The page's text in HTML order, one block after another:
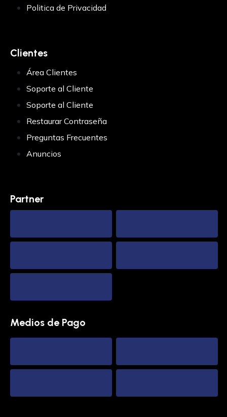
Politica de Privacidad
Clientes
Área Clientes
Soporte al Cliente
Soporte al Cliente
Restaurar Contraseña
Preguntas Frecuentes
Anuncios
Partner
Medios de Pago